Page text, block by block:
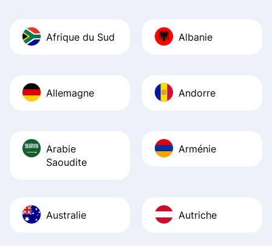
Recommend it!
Afrique du Sud Albanie
Allemagne Andorre
Arabie
Saoudite
Arménie
Australie Autriche